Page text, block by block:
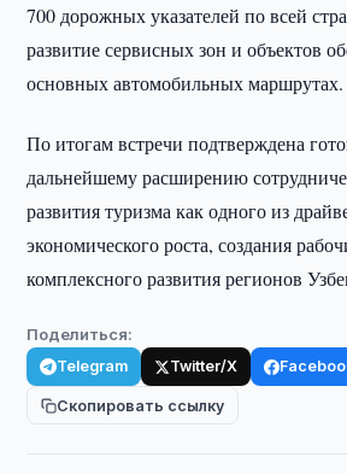
700 дорожных указателей по всей
развитие сервисных зон и объектов
основных автомобильных маршрутах.
По итогам встречи подтверждена
дальнейшему расширению
развития туризма как одного из
экономического роста, создания
комплексного развития регионов
Поделиться:
Telegram Twitter/X
Скопировать ссылку